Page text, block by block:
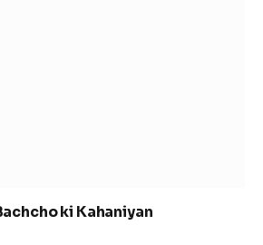
Bachcho ki Kahaniyan